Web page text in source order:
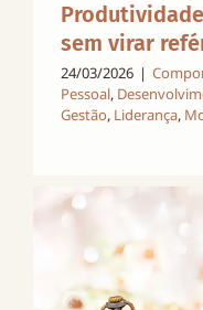
sem virar
24/03/2026 |
Pessoal,
Gestão, Liderança,